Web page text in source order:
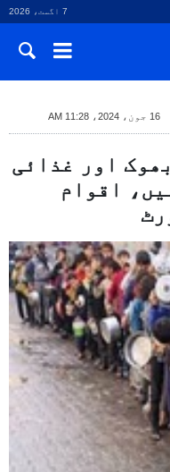
7 اگست، 2026
16 جون، 2024، 11:28 AM
بچے بھوک اور غذائی
اقوام